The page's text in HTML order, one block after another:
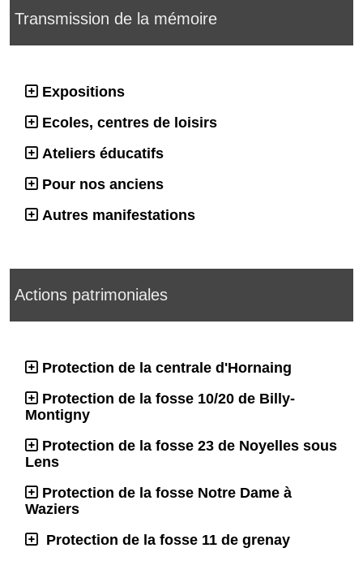
Transmission de la mémoire
Expositions
Ecoles, centres de loisirs
Ateliers éducatifs
Pour nos anciens
Autres manifestations
Actions patrimoniales
Protection de la centrale d'Hornaing
Protection de la fosse 10/20 de Billy-
Montigny
Protection de la fosse 23 de Noyelles sous
Lens
Protection de la fosse Notre Dame à
Waziers
Protection de la fosse 11 de grenay